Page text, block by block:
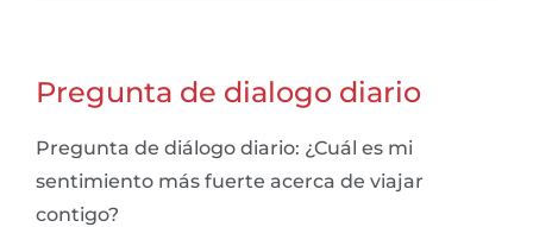
Pregunta de dialogo diario
Pregunta de diálogo diario: ¿Cuál es mi
sentimiento más fuerte acerca de viajar
contigo?